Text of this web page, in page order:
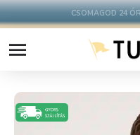
10.000 Ft FELETT
FOXPOST